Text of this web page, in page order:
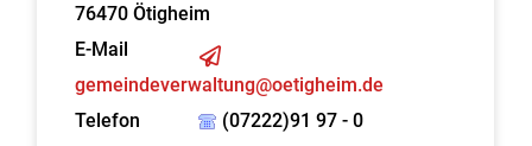
76470 Ötigheim
E-Mail
gemeindeverwaltung@oetigheim.de
Telefon
(07222)91 97 - 0